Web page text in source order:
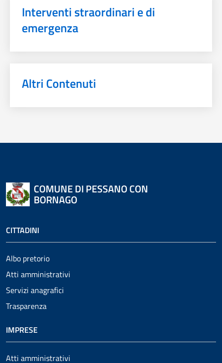
Interventi straordinari e di
emergenza
Altri Contenuti
COMUNE DI PESSANO CON
BORNAGO
CITTADINI
Albo pretorio
Atti amministrativi
Servizi anagrafici
Trasparenza
IMPRESE
Atti amministrativi